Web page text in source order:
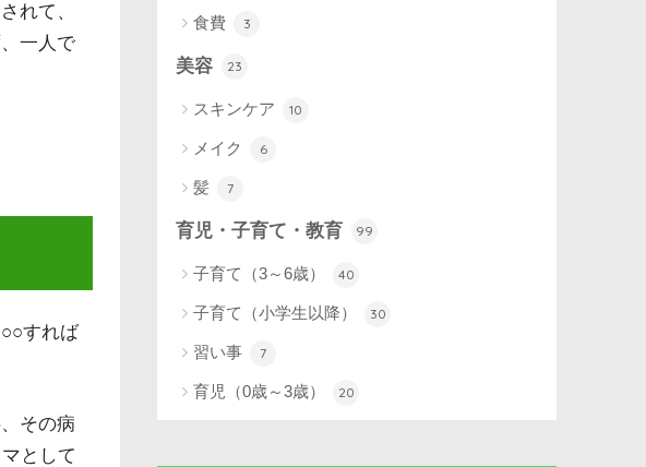
れて、
一人で
すれば
その病
として
食費 3
美容 23
スキンケア 10
メイク 6
髪 7
育児・子育て・教育 99
子育て（3～6歳） 40
子育て（小学生以降） 30
習い事 7
育児（0歳～3歳） 20